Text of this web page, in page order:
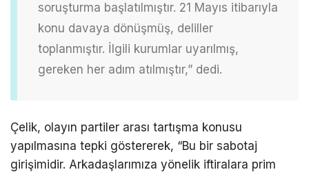
soruşturma başlatılmıştır. 21 Mayıs itibarıyla
konu davaya dönüşmüş, deliller
toplanmıştır. İlgili kurumlar uyarılmış,
gereken her adım atılmıştır,” dedi.
Çelik, olayın partiler arası tartışma konusu
yapılmasına tepki göstererek, “Bu bir sabotaj
girişimidir. Arkadaşlarımıza yönelik iftiralara prim